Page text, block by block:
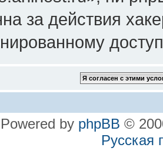
за действия
Powered by phpBB ©
Русская